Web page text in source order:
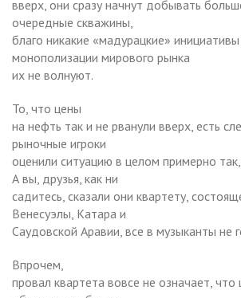
вверх, они сразу начнут добывать
очередные скважины,
благо никакие «мадурацкие»
монополизации мирового рынка
их не волнуют.
То, что цены
на нефть так и не рванули вверх, есть
рыночные игроки
оценили ситуацию в целом примерно
А вы, друзья, как ни
садитесь, сказали они квартету,
Венесуэлы, Катара и
Саудовской Аравии, все в музыканты не
Впрочем,
провал квартета вовсе не означает,